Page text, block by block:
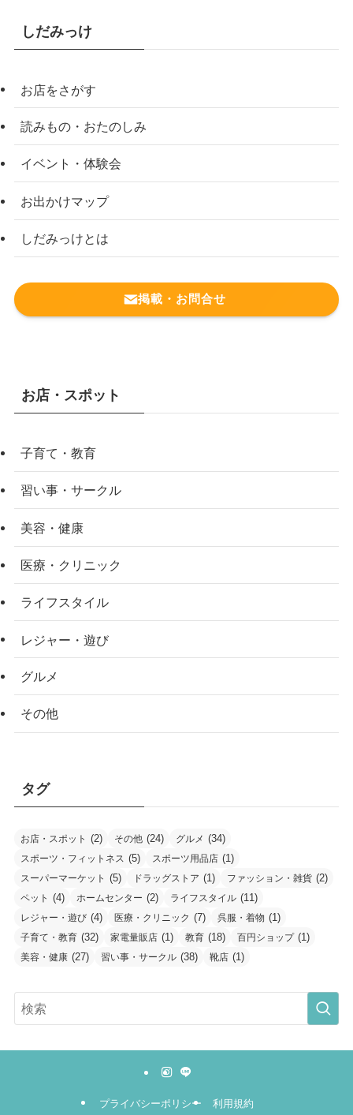
しだみっけ
お店をさがす
読みもの・おたのしみ
イベント・体験会
お出かけマップ
しだみっけとは
掲載・お問合せ
お店・スポット
子育て・教育
習い事・サークル
美容・健康
医療・クリニック
ライフスタイル
レジャー・遊び
グルメ
その他
タグ
お店・スポット (2) その他 (24) グルメ (34)
スポーツ・フィットネス (5) スポーツ用品店 (1)
スーパーマーケット (5) ドラッグストア (1) ファッション・雑貨 (2)
ペット (4) ホームセンター (2) ライフスタイル (11)
レジャー・遊び (4) 医療・クリニック (7) 呉服・着物 (1)
子育て・教育 (32) 家電量販店 (1) 教育 (18) 百円ショップ(1)
美容・健康 (27) 習い事・サークル (38) 靴店 (1)
プライバシーポリシー 利用規約